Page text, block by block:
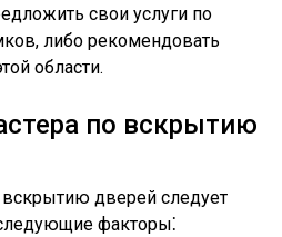
свои услуги по
либо рекомендовать
области.
по вскрытию
дверей следует
факторы⁚